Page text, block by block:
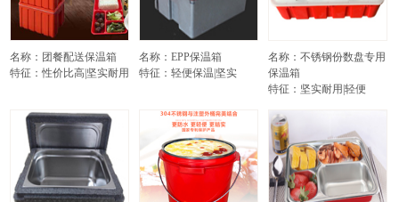
名称：团餐配送保温箱
特征：性价比高|坚实耐用
名称：EPP保温箱
特征：轻便保温|坚实
名称：不锈钢份数盘专用
保温箱
特征：坚实耐用|轻便